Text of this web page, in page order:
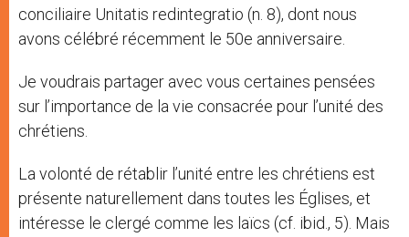
conciliaire Unitatis redintegratio (n. 8), dont nous
avons célébré récemment le 50e anniversaire.
Je voudrais partager avec vous certaines pensées
sur l’importance de la vie consacrée pour l’unité des
chrétiens.
La volonté de rétablir l’unité entre les chrétiens est
présente naturellement dans toutes les Églises, et
intéresse le clergé comme les laïcs (cf. ibid., 5). Mais